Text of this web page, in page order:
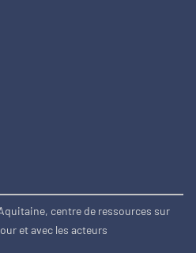
centre de ressources sur
et avec les acteurs